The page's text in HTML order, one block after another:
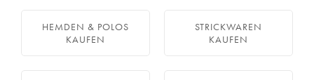
HEMDEN & POLOS
KAUFEN
STRICKWAREN
KAUFEN